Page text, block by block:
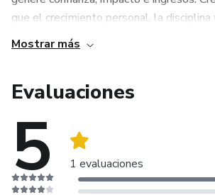
que el crecimiento personal, la disciplina y
Mostrar más
Evaluaciones
5 1 evaluaciones